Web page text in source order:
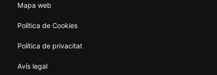
Mapa web
Política de Cookies
Política de privacitat
Avís legal